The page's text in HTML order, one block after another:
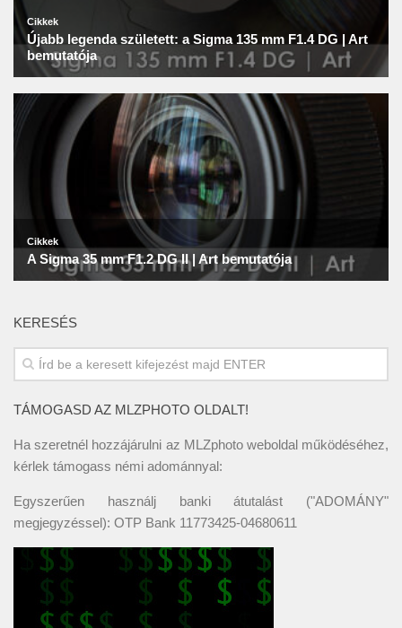
KERESÉS
TÁMOGASD AZ MLZPHOTO OLDALT!
Ha szeretnél hozzájárulni az MLZphoto weboldal működéséhez,
kérlek támogass némi adománnyal:
Egyszerűen használj banki átutalást ("ADOMÁNY"
megjegyzéssel): OTP Bank 11773425-04680611